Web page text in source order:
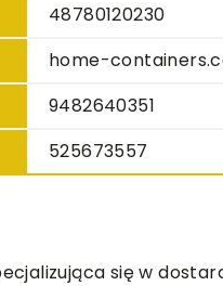
48780120230
home-
9482640351
525673557
się w